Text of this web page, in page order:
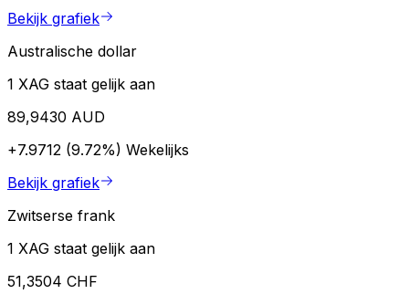
Bekijk grafiek
Australische dollar
1 XAG staat gelijk aan
89,9430 AUD
+7.9712 (9.72%) Wekelijks
Bekijk grafiek
Zwitserse frank
1 XAG staat gelijk aan
51,3504 CHF